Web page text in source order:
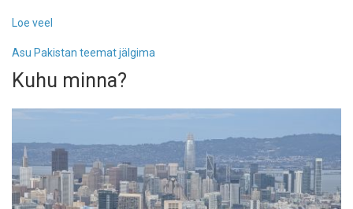
Loe veel
lingid
Asu Pakistan teemat jälgima
Kuhu minna?